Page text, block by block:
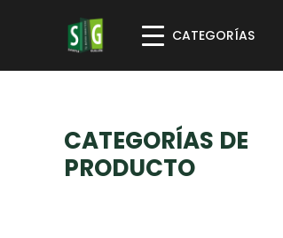
CATEGORÍAS
CATEGORÍAS DE
PRODUCTO